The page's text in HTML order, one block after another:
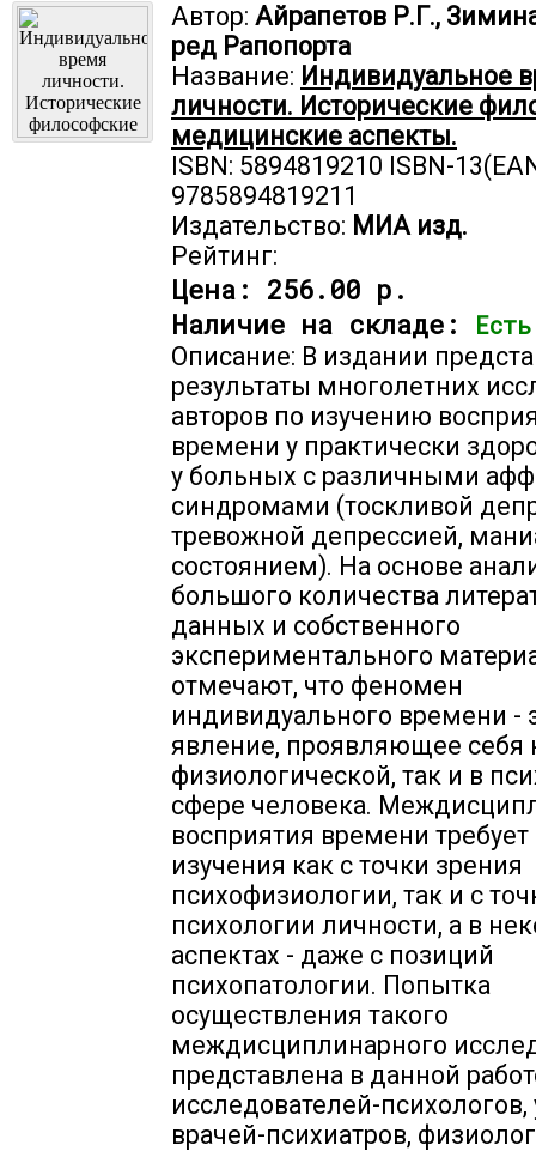
Автор: Айрапетов Р.Г.,
ред Рапопорта
Название: Индивидуальное
личности. Исторические
медицинские аспекты.
ISBN: 5894819210 ISBN-
9785894819211
Издательство: МИА изд.
Рейтинг:
Цена: 256.00 р.
Наличие на складе:
Есть
Описание: В издании
результаты многолетних
авторов по изучению
времени у практически
у больных с различными
синдромами (тоскливой
тревожной депрессией,
состоянием). На основе
большого количества
данных и собственного
экспериментального
отмечают, что феномен
индивидуального времени -
явление, проявляющее себя
физиологической, так и в
сфере человека.
восприятия времени требует
изучения как с точки зрения
психофизиологии, так и с
психологии личности, а в
аспектах - даже с позиций
психопатологии. Попытка
осуществления такого
междисциплинарного
представлена в данной
исследователей-
врачей-психиатров,